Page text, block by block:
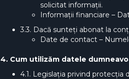
solicitat informații.
Informații financiare –
3.3. Dacă sunteți abonat la
Date de contact –
4. Cum utilizăm datele
4.1. Legislația privind